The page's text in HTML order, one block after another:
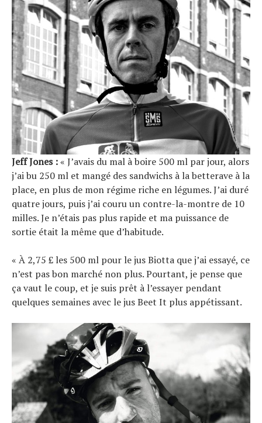
Jeff Jones :« J’avais du mal à boire 500 ml par jour, alors
j’ai bu 250 ml et mangé des sandwichs à la betterave à la
place, en plus de mon régime riche en légumes. J’ai duré
quatre jours, puis j’ai couru un contre-la-montre de 10
milles. Je n’étais pas plus rapide et ma puissance de
sortie était la même que d’habitude.
« À 2,75 £ les 500 ml pour le jus Biotta que j’ai essayé, ce
n’est pas bon marché non plus. Pourtant, je pense que
ça vaut le coup, et je suis prêt à l’essayer pendant
quelques semaines avec le jus Beet It plus appétissant.